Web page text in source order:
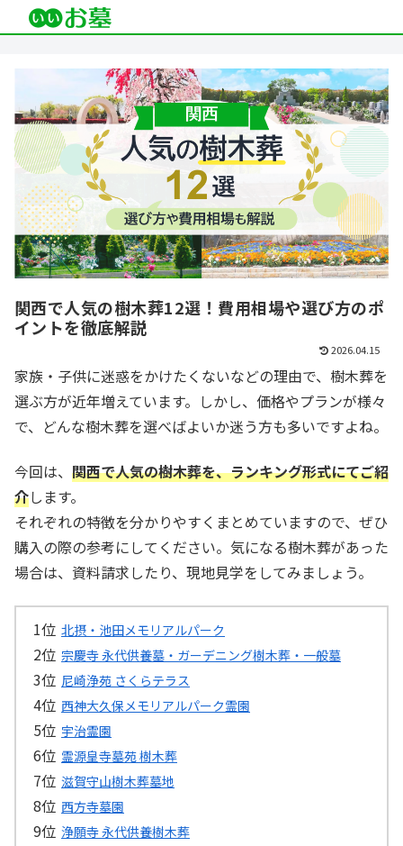
関西で人気の樹木葬12選！費用相場や選び方のポ
イントを徹底解説
2026.04.15
家族・子供に迷惑をかけたくないなどの理由で、樹木葬を
選ぶ方が近年増えています。しかし、価格やプランが様々
で、どんな樹木葬を選べばよいか迷う方も多いですよね。
今回は、 関西で人気の樹木葬を、ランキング形式にてご紹
介します。
それぞれの特徴を分かりやすくまとめていますので、ぜひ
購入の際の参考にしてください。気になる樹木葬があった
場合は、資料請求したり、現地見学をしてみましょう。
北摂・池田メモリアルパーク
宗慶寺 永代供養墓・ガーデニング樹木葬・一般墓
尼崎浄苑 さくらテラス
西神大久保メモリアルパーク霊園
宇治霊園
霊源皇寺墓苑 樹木葬
滋賀守山樹木葬墓地
西方寺墓園
浄願寺 永代供養樹木葬